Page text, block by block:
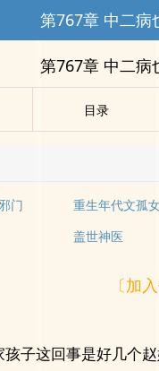
第767章 中二病
第767章 中二病
目录
门 重生年代文孤
盖世神医
〔加
子这回事是好几个